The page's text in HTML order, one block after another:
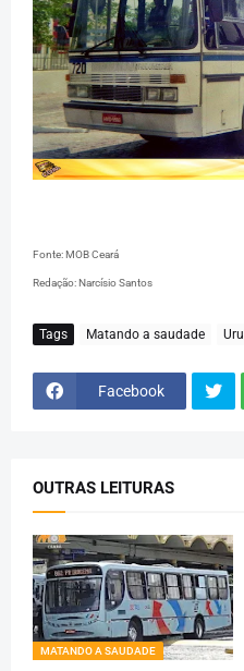
Fonte: MOB Ceará
Redação: Narcísio Santos
Tags Matando a saudade
Facebook
OUTRAS LEITURAS
MATANDO A SAUDADE